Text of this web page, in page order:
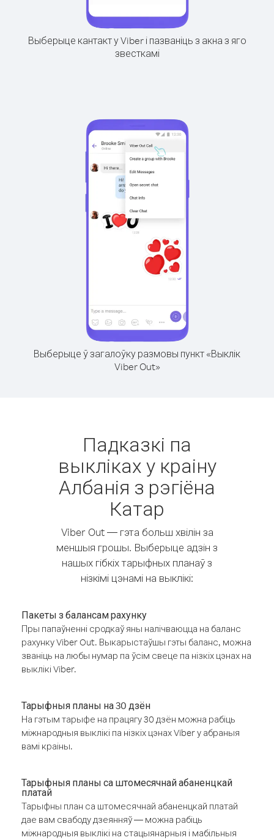
Выберыце кантакт у Viber і пазваніць з акна з яго
звесткамі
Выберыце ў загалоўку размовы пункт «Выклік
Viber Out»
Падказкі па
выкліках у краіну
Албанія з рэгіёна
Катар
Viber Out — гэта больш хвілін за
меншыя грошы. Выберыце адзін з
нашых гібкіх тарыфных планаў з
нізкімі цэнамі на выклікі:
Пакеты з балансам рахунку
Пры папаўненні сродкаў яны налічваюцца на баланс
рахунку Viber Out. Выкарыстаўшы гэты баланс, можна
званіць на любы нумар па ўсім свеце па нізкіх цэнах на
выклікі Viber.
Тарыфныя планы на 30 дзён
На гэтым тарыфе на працягу 30 дзён можна рабіць
міжнародныя выклікі па нізкіх цэнах Viber у абраныя
вамі краіны.
Тарыфныя планы са штомесячнай абаненцкай
платай
Тарыфны план са штомесячнай абаненцкай платай
дае вам свабоду дзеянняў — можна рабіць
міжнародныя выклікі на стацыянарныя і мабільныя